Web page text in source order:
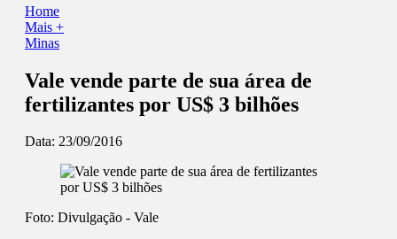
Home
Mais +
Minas
Vale vende parte de sua área de
fertilizantes por US$ 3 bilhões
Data: 23/09/2016
Foto: Divulgação - Vale